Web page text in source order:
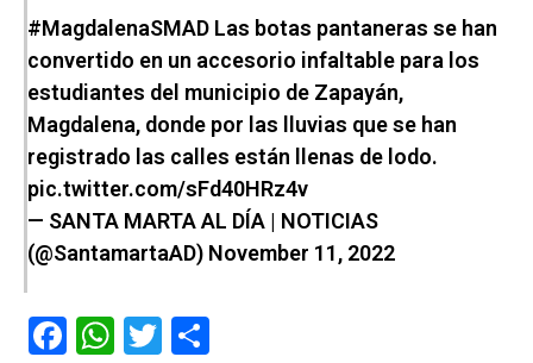
#MagdalenaSMAD Las botas pantaneras se han
convertido en un accesorio infaltable para los
estudiantes del municipio de Zapayán,
Magdalena, donde por las lluvias que se han
registrado las calles están llenas de lodo.
pic.twitter.com/sFd40HRz4v
— SANTA MARTA AL DÍA | NOTICIAS
(@SantamartaAD) November 11, 2022
F
W T